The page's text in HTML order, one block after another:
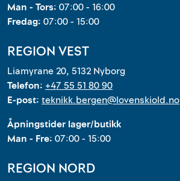
Man - Tors: 07:00 - 16:00
Fredag: 07:00 - 15:00
REGION VEST
Liamyrane 20, 5132 Nyborg
Telefon: +47 55 51 80 90
E-post: teknikk.bergen@lovenskiold.no
Åpningstider lager/butikk
Man - Fre: 07:00 - 15:00
REGION NORD